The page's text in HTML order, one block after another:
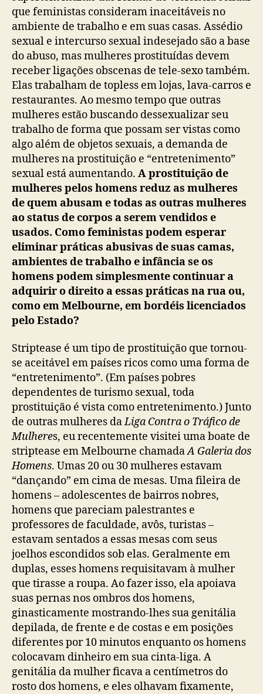
que feministas consideram inaceitáveis no
ambiente de trabalho e em suas casas. Assédio
sexual e intercurso sexual indesejado são a base
do abuso, mas mulheres prostituídas devem
receber ligações obscenas de tele-sexo também.
Elas trabalham de topless em lojas, lava-carros e
restaurantes. Ao mesmo tempo que outras
mulheres estão buscando dessexualizar seu
trabalho de forma que possam ser vistas como
algo além de objetos sexuais, a demanda de
mulheres na prostituição e “entretenimento”
sexual está aumentando. A prostituição de
mulheres pelos homens reduz as mulheres
de quem abusam e todas as outras mulheres
ao status de corpos a serem vendidos e
usados. Como feministas podem esperar
eliminar práticas abusivas de suas camas,
ambientes de trabalho e infância se os
homens podem simplesmente continuar a
adquirir o direito a essas práticas na rua ou,
como em Melbourne, em bordéis licenciados
pelo Estado?
Striptease é um tipo de prostituição que tornou-
se aceitável em países ricos como uma forma de
“entretenimento”. (Em países pobres
dependentes de turismo sexual, toda
prostituição é vista como entretenimento.) Junto
de outras mulheres daLiga Contra o Tráfico de
Mulheres, eu recentemente visitei uma boate de
striptease em Melbourne chamadaA Galeria dos
Homens. Umas 20 ou 30 mulheres estavam
“dançando” em cima de mesas. Uma fileira de
homens – adolescentes de bairros nobres,
homens que pareciam palestrantes e
professores de faculdade, avôs, turistas –
estavam sentados a essas mesas com seus
joelhos escondidos sob elas. Geralmente em
duplas, esses homens requisitavam à mulher
que tirasse a roupa. Ao fazer isso, ela apoiava
suas pernas nos ombros dos homens,
ginasticamente mostrando-lhes sua genitália
depilada, de frente e de costas e em posições
diferentes por 10 minutos enquanto os homens
colocavam dinheiro em sua cinta-liga. A
genitália da mulher ficava a centímetros do
rosto dos homens, e eles olhavam fixamente,